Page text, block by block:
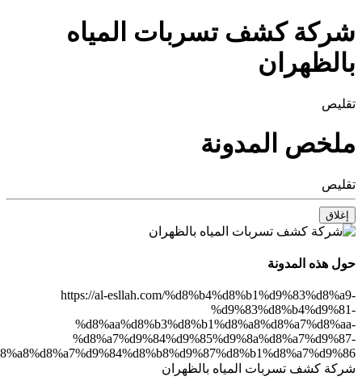
كشف تسربات المياه
المدونة
هذه المدونة
https://al-esllah.com/
%d8%a8%d8%a7%d9%84%d8%b8%d9%87%d8%b1%d8%a7%d9%86/
كشف تسربات المياه بالظهران